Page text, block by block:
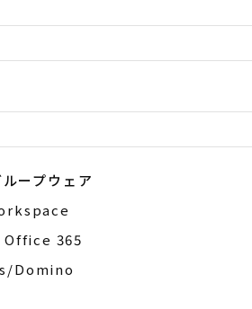
ープウェア
365
Domino